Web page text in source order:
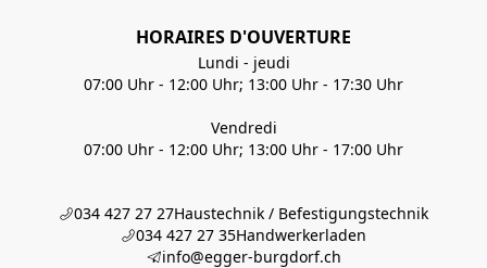
HORAIRES D'OUVERTURE
Lundi - jeudi
07:00 Uhr - 12:00 Uhr; 13:00 Uhr - 17:30 Uhr
Vendredi
07:00 Uhr - 12:00 Uhr; 13:00 Uhr - 17:00 Uhr
034 427 27 27Haustechnik / Befestigungstechnik
034 427 27 35Handwerkerladen
info@egger-burgdorf.ch